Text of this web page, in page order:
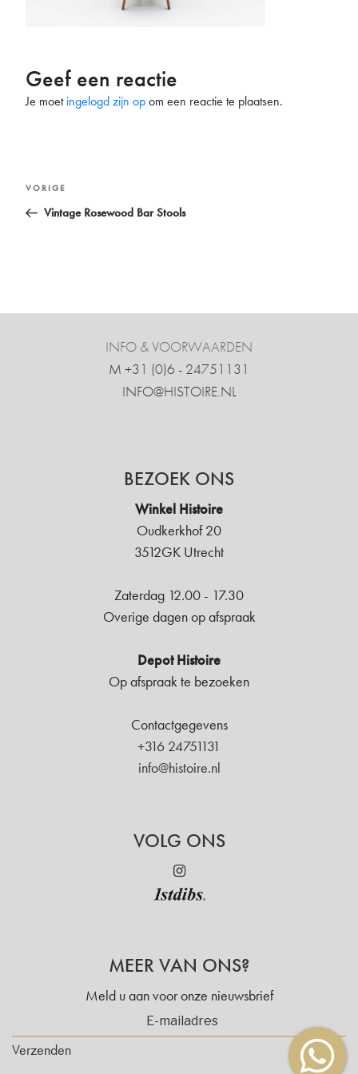
Geef een reactie
Je moetingelogd zijn opom een reactie te plaatsen.
Bericht
navigatie
Vorig
bericht
VORIGE
Vintage Rosewood Bar Stools
INFO & VOORWAARDEN
M +31 ‍(0)6 - 24751131
INFO@HISTOIRE.NL
BEZOEK ONS
Winkel Histoire
Oudkerkhof 20
3512GK Utrecht
Zaterdag 12.00 - 17.30
Overige dagen op afspraak
Depot Histoire
Op afspraak te bezoeken
Contactgegevens
+316 24751131
info@histoire.nl
VOLG ONS
MEER VAN ONS?
Meld u aan voor onze nieuwsbrief